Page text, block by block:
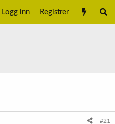
Logg inn Registrer
#21